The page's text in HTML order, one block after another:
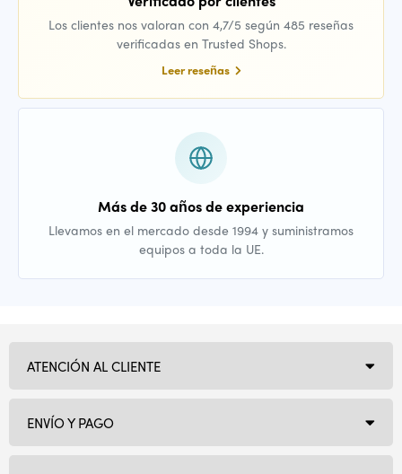
Los clientes nos valoran con 4,7/5 según 485 reseñas
verificadas en Trusted Shops.
Leer reseñas
Más de 30 años de experiencia
Llevamos en el mercado desde 1994 y suministramos
equipos a toda la UE.
ATENCIÓN AL CLIENTE
ENVÍO Y PAGO